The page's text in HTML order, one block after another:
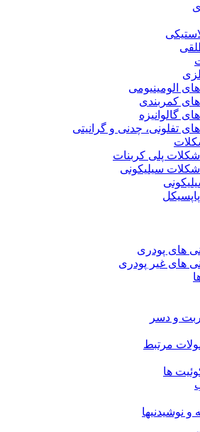
الومینیومی
کمربندی
گالوانیزه
تفلونی، چدنی و گرانیتی
پلی کربنات
سیلیکونی
های پودری
های غیر پودری
و دسر
مرتبط
ها
و نوشیدنیها